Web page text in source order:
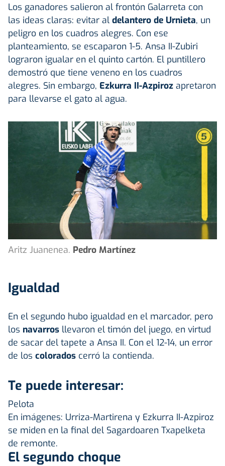
Los ganadores salieron al frontón Galarreta con
las ideas claras: evitar al delantero de Urnieta, un
peligro en los cuadros alegres. Con ese
planteamiento, se escaparon 1-5. Ansa II-Zubiri
lograron igualar en el quinto cartón. El puntillero
demostró que tiene veneno en los cuadros
alegres. Sin embargo, Ezkurra II-Azpiroz apretaron
para llevarse el gato al agua.
Aritz Juanenea. Pedro Martínez
Igualdad
En el segundo hubo igualdad en el marcador, pero
los navarros llevaron el timón del juego, en virtud
de sacar del tapete a Ansa II. Con el 12-14, un error
de los colorados cerró la contienda.
Te puede interesar:
Pelota
En imágenes: Urriza-Martirena y Ezkurra II-Azpiroz
se miden en la final del Sagardoaren Txapelketa
de remonte.
El segundo choque